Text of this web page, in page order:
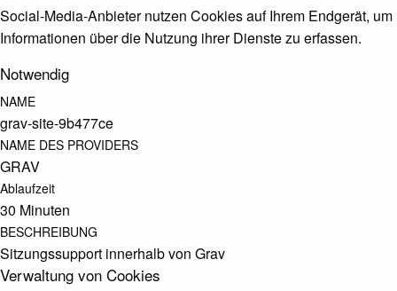
Social-Media-Anbieter nutzen Cookies auf Ihrem Endgerät, um
Informationen über die Nutzung ihrer Dienste zu erfassen.
Notwendig
NAME
grav-site-9b477ce
NAME DES PROVIDERS
GRAV
Ablaufzeit
30 Minuten
BESCHREIBUNG
Sitzungssupport innerhalb von Grav
Verwaltung von Cookies